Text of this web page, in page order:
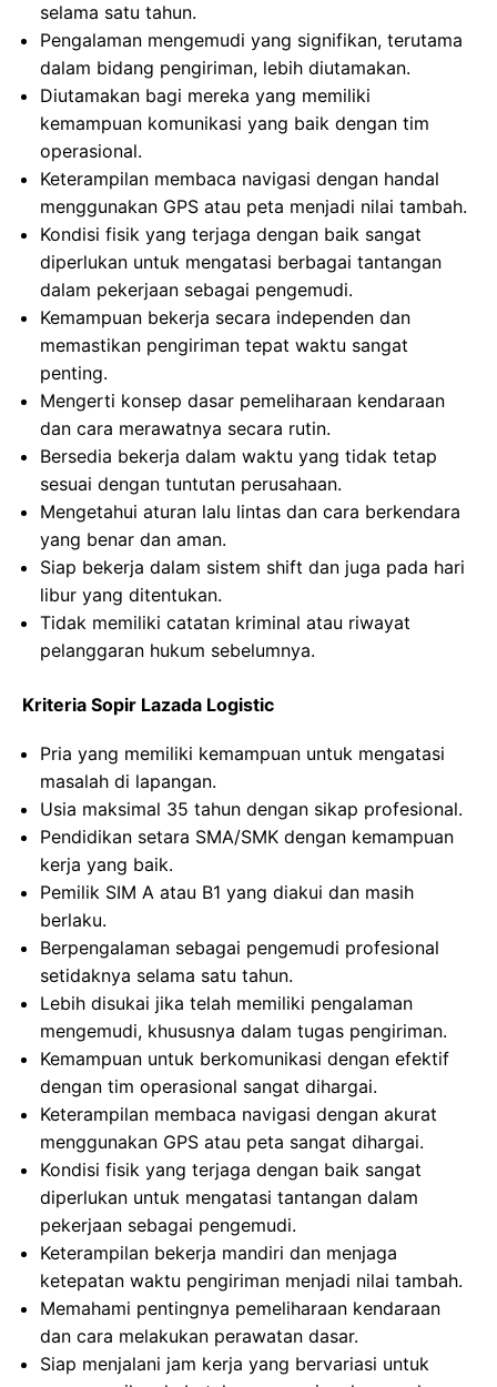
selama satu tahun.
Pengalaman mengemudi yang signifikan, terutama
dalam bidang pengiriman, lebih diutamakan.
Diutamakan bagi mereka yang memiliki
kemampuan komunikasi yang baik dengan tim
operasional.
Keterampilan membaca navigasi dengan handal
menggunakan GPS atau peta menjadi nilai tambah.
Kondisi fisik yang terjaga dengan baik sangat
diperlukan untuk mengatasi berbagai tantangan
dalam pekerjaan sebagai pengemudi.
Kemampuan bekerja secara independen dan
memastikan pengiriman tepat waktu sangat
penting.
Mengerti konsep dasar pemeliharaan kendaraan
dan cara merawatnya secara rutin.
Bersedia bekerja dalam waktu yang tidak tetap
sesuai dengan tuntutan perusahaan.
Mengetahui aturan lalu lintas dan cara berkendara
yang benar dan aman.
Siap bekerja dalam sistem shift dan juga pada hari
libur yang ditentukan.
Tidak memiliki catatan kriminal atau riwayat
pelanggaran hukum sebelumnya.
Kriteria Sopir Lazada Logistic
Pria yang memiliki kemampuan untuk mengatasi
masalah di lapangan.
Usia maksimal 35 tahun dengan sikap profesional.
Pendidikan setara SMA/SMK dengan kemampuan
kerja yang baik.
Pemilik SIM A atau B1 yang diakui dan masih
berlaku.
Berpengalaman sebagai pengemudi profesional
setidaknya selama satu tahun.
Lebih disukai jika telah memiliki pengalaman
mengemudi, khususnya dalam tugas pengiriman.
Kemampuan untuk berkomunikasi dengan efektif
dengan tim operasional sangat dihargai.
Keterampilan membaca navigasi dengan akurat
menggunakan GPS atau peta sangat dihargai.
Kondisi fisik yang terjaga dengan baik sangat
diperlukan untuk mengatasi tantangan dalam
pekerjaan sebagai pengemudi.
Keterampilan bekerja mandiri dan menjaga
ketepatan waktu pengiriman menjadi nilai tambah.
Memahami pentingnya pemeliharaan kendaraan
dan cara melakukan perawatan dasar.
Siap menjalani jam kerja yang bervariasi untuk